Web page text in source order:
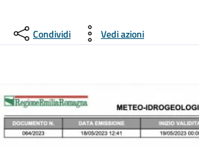
Condividi Vedi azioni